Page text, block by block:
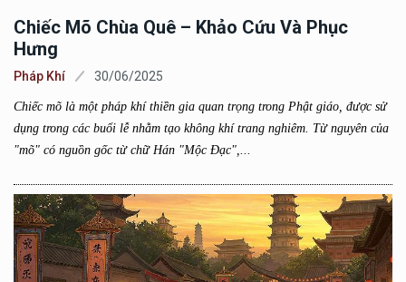
Chiếc Mõ Chùa Quê – Khảo Cứu Và Phục
Hưng
Pháp Khí 30/06/2025
Chiếc mõ là một pháp khí thiền gia quan trọng trong Phật giáo, được sử
dụng trong các buổi lễ nhằm tạo không khí trang nghiêm. Từ nguyên của
"mõ" có nguồn gốc từ chữ Hán "Mộc Đạc",...